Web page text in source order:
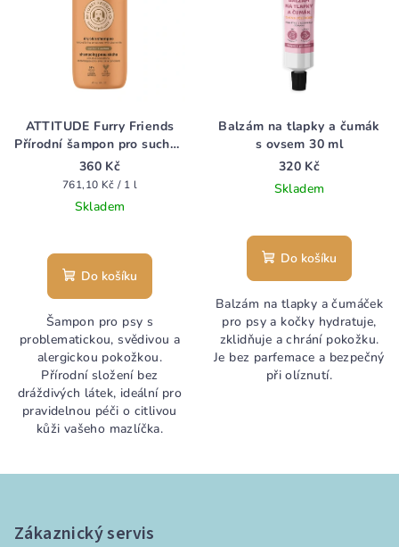
ATTITUDE Furry Friends
Přírodní šampon pro suchou
a svědivou kůži 473 ml
360 Kč
Měrná
cena:
761,10 Kč / 1 l
Skladem
Do košíku
Šampon pro psy s
problematickou, svědivou a
alergickou pokožkou.
Přírodní složení bez
dráždivých látek, ideální pro
pravidelnou péči o citlivou
kůži vašeho mazlíčka.
Balzám na tlapky a čumák
s ovsem 30 ml
320 Kč
Skladem
hodnocení
produktu
z
5
hvězdiček.
Do košíku
Balzám na tlapky a čumáček
pro psy a kočky hydratuje,
zklidňuje a chrání pokožku.
Je bez parfemace a bezpečný
při olíznutí.
Zákaznický servis